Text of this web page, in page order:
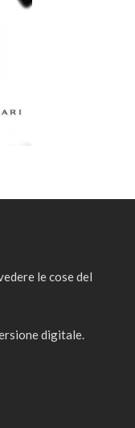
le cose del
digitale.